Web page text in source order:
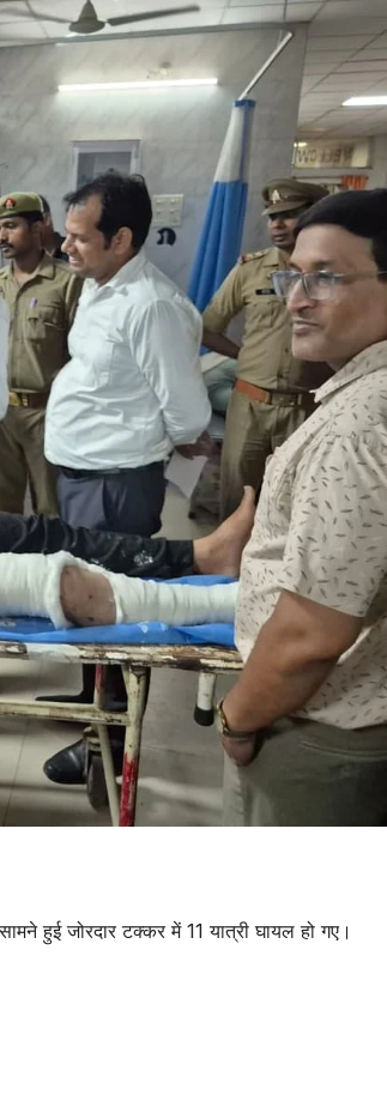
हुई जोरदार टक्कर में 11 यात्री घायल हो गए।